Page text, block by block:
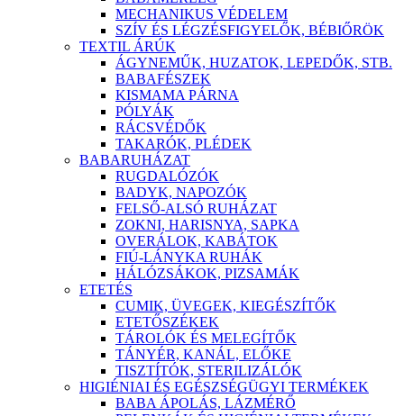
MECHANIKUS VÉDELEM
SZÍV ÉS LÉGZÉSFIGYELŐK, BÉBIŐRÖK
TEXTIL ÁRÚK
ÁGYNEMŰK, HUZATOK, LEPEDŐK, STB.
BABAFÉSZEK
KISMAMA PÁRNA
PÓLYÁK
RÁCSVÉDŐK
TAKARÓK, PLÉDEK
BABARUHÁZAT
RUGDALÓZÓK
BADYK, NAPOZÓK
FELSŐ-ALSÓ RUHÁZAT
ZOKNI, HARISNYA, SAPKA
OVERÁLOK, KABÁTOK
FIÚ-LÁNYKA RUHÁK
HÁLÓZSÁKOK, PIZSAMÁK
ETETÉS
CUMIK, ÜVEGEK, KIEGÉSZÍTŐK
ETETŐSZÉKEK
TÁROLÓK ÉS MELEGÍTŐK
TÁNYÉR, KANÁL, ELŐKE
TISZTÍTÓK, STERILIZÁLÓK
HIGIÉNIAI ÉS EGÉSZSÉGÜGYI TERMÉKEK
BABA ÁPOLÁS, LÁZMÉRŐ